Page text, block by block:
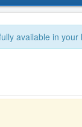
available in